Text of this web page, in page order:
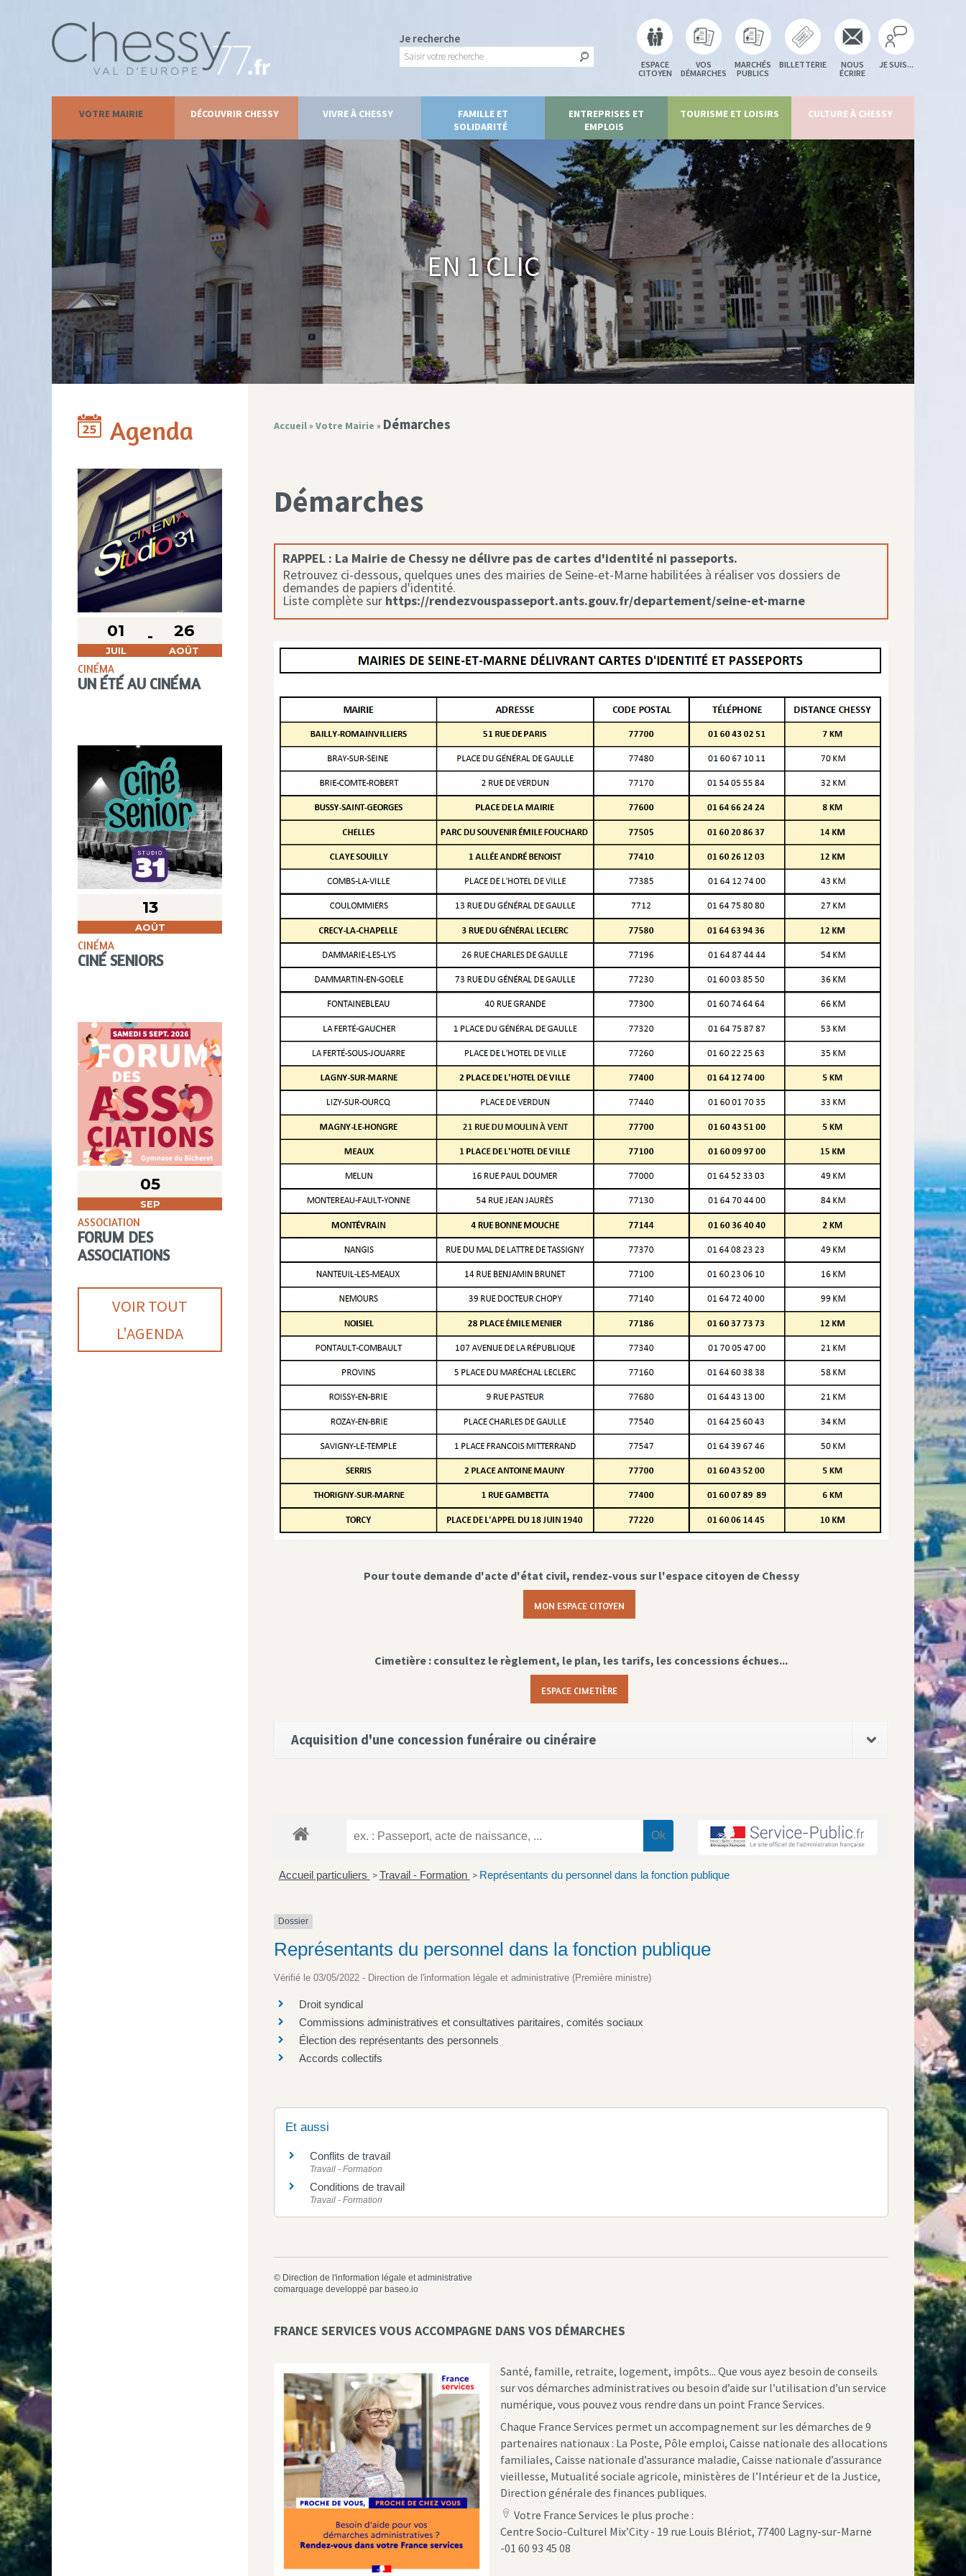
Je recherche
ESPACE
CITOYEN
VOS
DÉMARCHES
MARCHÉS
PUBLICS
BILLETTERIE
NOUS
ÉCRIRE
JE SUIS...
VOTRE MAIRIE DÉCOUVRIR CHESSY VIVRE À CHESSY
FAMILLE ET
SOLIDARITÉ
ENTREPRISES ET
EMPLOIS
TOURISME ET LOISIRS CULTURE À CHESSY
En 1 clic
Agenda
01
JUIL
26
AOÛT
CINÉMA
UN ÉTÉ AU CINÉMA
13
AOÛT
CINÉMA
CINÉ SENIORS
05
SEP
ASSOCIATION
FORUM DES
ASSOCIATIONS
VOIR TOUT
L'AGENDA
Accueil» Votre Mairie » Démarches
Démarches
RAPPEL : La Mairie de Chessy ne délivre pas de cartes d'identité ni passeports.
Retrouvez ci-dessous, quelques unes des mairies de Seine-et-Marne habilitées à réaliser vos dossiers de
demandes de papiers d'identité.
Liste complète sur https://rendezvouspasseport.ants.gouv.fr/departement/seine-et-marne
Pour toute demande d'acte d'état civil, rendez-vous sur l'espace citoyen de Chessy
MON ESPACE CITOYEN
Cimetière : consultez le règlement, le plan, les tarifs, les concessions échues...
ESPACE CIMETIÈRE
Acquisition d'une concession funéraire ou cinéraire
Accueil particuliers > Travail - Formation > Représentants du personnel dans la fonction publique
Dossier
Représentants du personnel dans la fonction publique
Vérifié le 03/05/2022 - Direction de l'information légale et administrative (Première ministre)
Droit syndical
Commissions administratives et consultatives paritaires, comités sociaux
Élection des représentants des personnels
Accords collectifs
Et aussi
Conflits de travail
Travail - Formation
Conditions de travail
Travail - Formation
© Direction de l'information légale et administrative
comarquage developpé par baseo.io
FRANCE SERVICES VOUS ACCOMPAGNE DANS VOS DÉMARCHES
Santé, famille, retraite, logement, impôts... Que vous ayez besoin de conseils
sur vos démarches administratives ou besoin d’aide sur l’utilisation d’un service
numérique, vous pouvez vous rendre dans un point France Services.
Chaque France Services permet un accompagnement sur les démarches de 9
partenaires nationaux : La Poste, Pôle emploi, Caisse nationale des allocations
familiales, Caisse nationale d’assurance maladie, Caisse nationale d’assurance
vieillesse, Mutualité sociale agricole, ministères de l’Intérieur et de la Justice,
Direction générale des finances publiques.
location
icon
Votre France Services le plus proche :
Centre Socio-Culturel Mix’City - 19 rue Louis Blériot, 77400 Lagny-sur-Marne
-01 60 93 45 08